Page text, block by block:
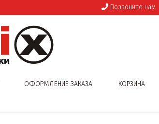
Позвоните нам
ОФОРМЛЕНИЕ ЗАКАЗА КОРЗИНА